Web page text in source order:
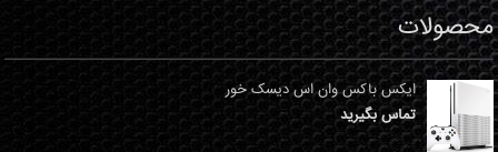
محصولات
ایکس باکس وان اس دیسک خور
تماس بگیرید